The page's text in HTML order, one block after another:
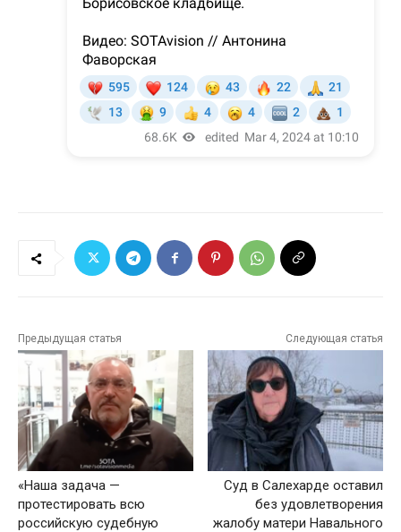
Предыдущая статья
«Наша задача —
протестировать всю
российскую судебную
Следующая статья
Суд в Салехарде оставил
без удовлетворения
жалобу матери Навального